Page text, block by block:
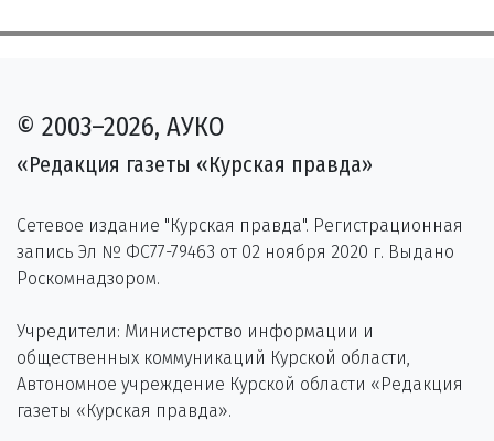
© 2003–2026, АУКО
«Редакция газеты «Курская правда»
Сетевое издание "Курская правда". Регистрационная
запись Эл № ФС77-79463 от 02 ноября 2020 г. Выдано
Роскомнадзором.
Учредители: Министерство информации и
общественных коммуникаций Курской области,
Автономное учреждение Курской области «Редакция
газеты «Курская правда».